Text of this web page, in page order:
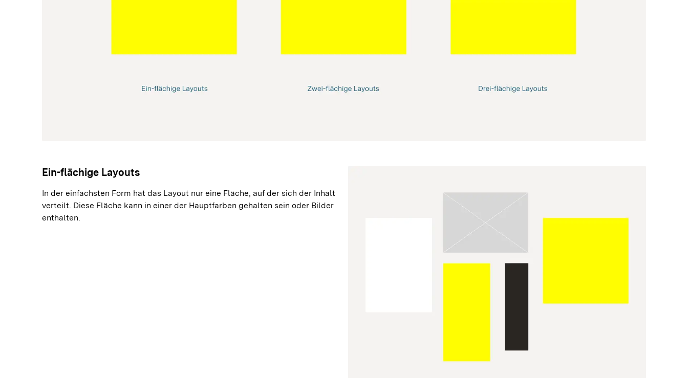
Ein-flächige Layouts
In der einfachsten Form hat das Layout nur eine Fläche, auf der sich der Inhalt
verteilt. Diese Fläche kann in einer der Hauptfarben gehalten sein oder Bilder
enthalten.